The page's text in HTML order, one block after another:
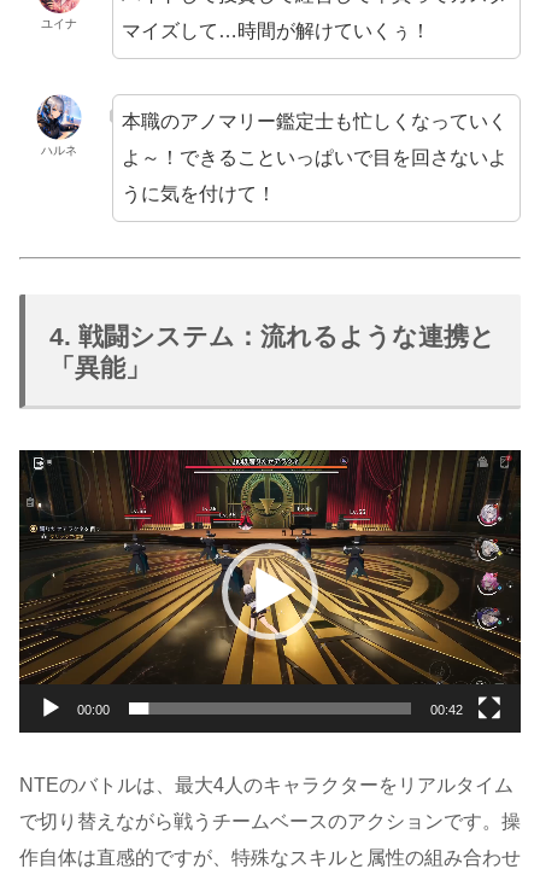
ユイナ
マイズして…時間が解けていくぅ！
ハルネ
本職のアノマリー鑑定士も忙しくなっていく
よ～！できることいっぱいで目を回さないよ
うに気を付けて！
4. 戦闘システム：流れるような連携と
「異能」
動
画
プ
ー
ヤ
ー
00:00 00:42
NTEのバトルは、最大4人のキャラクターをリアルタイム
で切り替えながら戦うチームベースのアクションです。操
作自体は直感的ですが、特殊なスキルと属性の組み合わせ